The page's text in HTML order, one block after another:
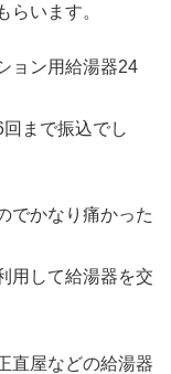
います。
ョン用給湯器24
まで振込でし
でかなり痛かった
用して給湯器を交
直屋などの給湯器